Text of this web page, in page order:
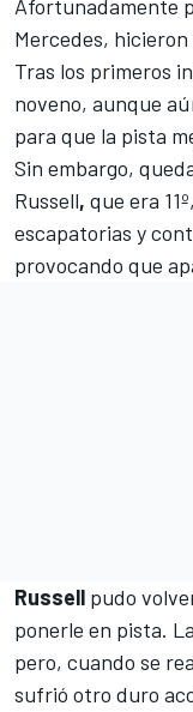
Afortunadamente
Mercedes, hicieron
Tras los primeros
noveno, aunque
para que la pista
Sin embargo,
Russell, que era
escapatorias y
provocando que
Russell pudo
ponerle en pista.
pero, cuando se
sufrió otro duro